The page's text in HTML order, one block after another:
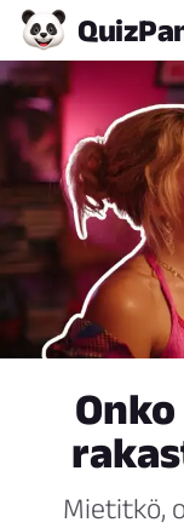
Quiz
Mietitkö,